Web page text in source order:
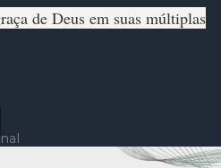
de Deus em suas múltiplas